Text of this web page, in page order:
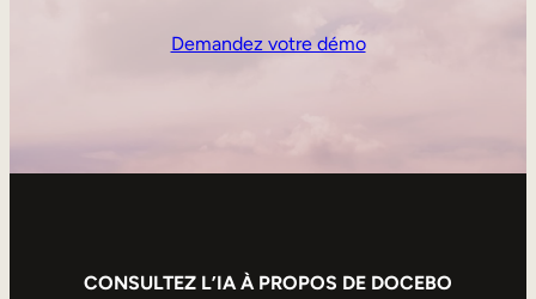
Demandez votre démo
CONSULTEZ L’IA À PROPOS DE DOCEBO